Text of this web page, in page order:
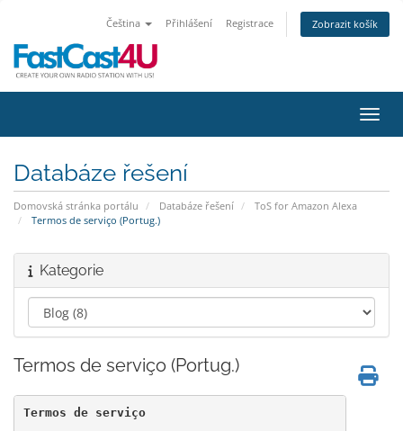
Čeština Přihlášení Registrace Zobrazit košík
Databáze řešení
Domovská stránka portálu Databáze řešení
ToS for Amazon Alexa
Termos de serviço (Portug.)
Kategorie
Termos de serviço (Portug.)
Termos de serviço